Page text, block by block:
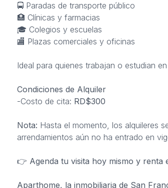
🚍 Paradas de transporte público
🏥 Clínicas y farmacias
🎓 Colegios y escuelas
🏬 Plazas comerciales y oficinas
Ideal para quienes trabajan o estudian
Condiciones de Alquiler
-Costo de cita: RD$300
Nota: Hasta el momento, los alquileres
arrendamientos aún no ha entrado en
👉 Agenda tu visita hoy mismo y renta
Aparthome, la inmobiliaria de San